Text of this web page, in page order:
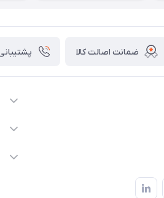
ضمانت اصالت کالا پشتیبانی ۲۴